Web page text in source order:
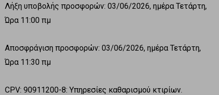
Λήξη υποβολής προσφορών: 03/06/2026, ημέρα Τετάρτη,
Ώρα 11:00 πμ
Αποσφράγιση προσφορών: 03/06/2026, ημέρα Τετάρτη,
Ώρα 11:30 πμ
CPV: 90911200-8: Υπηρεσίες καθαρισμού κτιρίων.